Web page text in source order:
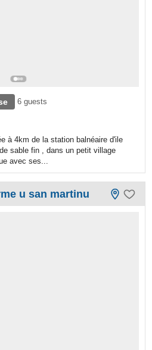
6 guests
à 4km de la station balnéaire d'ile
sable fin , dans un petit village
avec ses...
u san martinu